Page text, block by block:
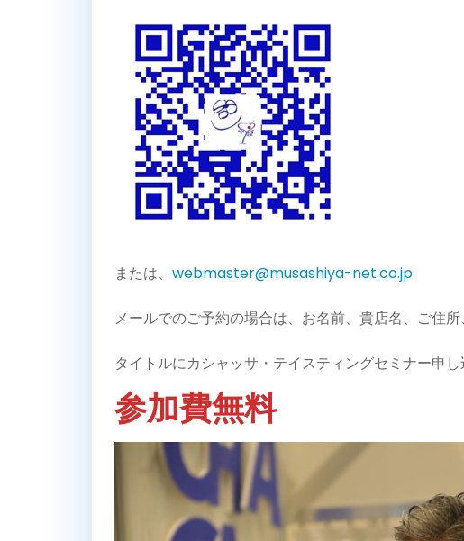
または、 webmaster@musashiya-net.co.jp
メールでのご予約の場合は、お名前、貴店名、ご住所
タイトルにカシャッサ・テイスティングセミナー申し
参加費無料